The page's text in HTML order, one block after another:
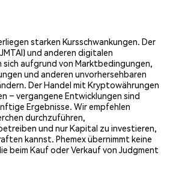
starken Kursschwankungen. Der
und anderen digitalen
sich aufgrund von Marktbedingungen,
und anderen unvorhersehbaren
Der Handel mit Kryptowährungen
– vergangene Entwicklungen sind
Ergebnisse. Wir empfehlen
durchzuführen,
und nur Kapital zu investieren,
kannst. Phemex übernimmt keine
beim Kauf oder Verkauf von Judgment